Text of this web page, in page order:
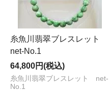
糸魚川翡翠ブレスレット
net-No.1
64,800円(税込)
糸魚川翡翠ブレスレット net-
No.1